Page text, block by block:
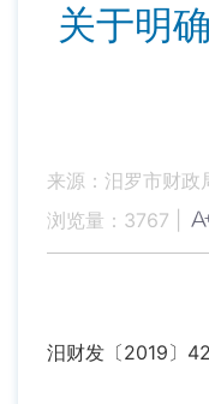
关于明
来源：汨罗市财政
浏览量： 3767
汨财发〔2019〕